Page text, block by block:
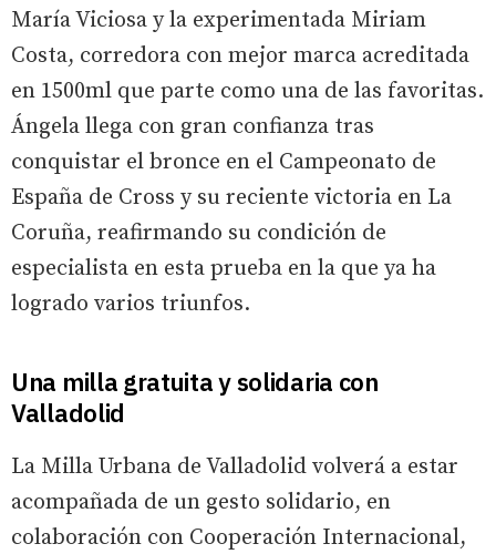
María Viciosa y la experimentada Miriam
Costa, corredora con mejor marca acreditada
en 1500ml que parte como una de las favoritas.
Ángela llega con gran confianza tras
conquistar el bronce en el Campeonato de
España de Cross y su reciente victoria en La
Coruña, reafirmando su condición de
especialista en esta prueba en la que ya ha
logrado varios triunfos.
Una milla gratuita y solidaria con
Valladolid
La Milla Urbana de Valladolid volverá a estar
acompañada de un gesto solidario, en
colaboración con Cooperación Internacional,